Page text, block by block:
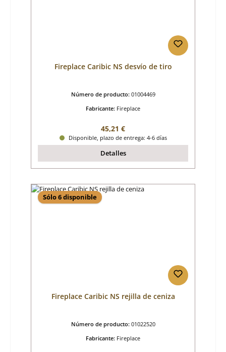
Fireplace Caribic NS desvío de tiro
Número de producto: 01004469
Fabricante: Fireplace
Precio normal:
45,21 €
Disponible, plazo de entrega: 4-6 días
Detalles
Sólo 6 disponible
Fireplace Caribic NS rejilla de ceniza
Número de producto: 01022520
Fabricante: Fireplace